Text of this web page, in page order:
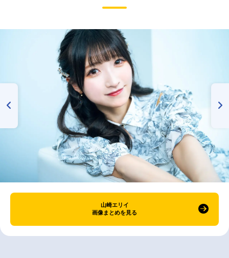
山崎エリイ
画像まとめを見る